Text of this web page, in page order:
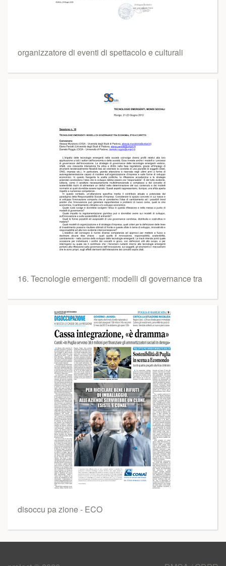
organizzatore di eventi di spettacolo e culturali
16. Tecnologie emergenti: modelli di governance tra
disoccu pa zione - ECO